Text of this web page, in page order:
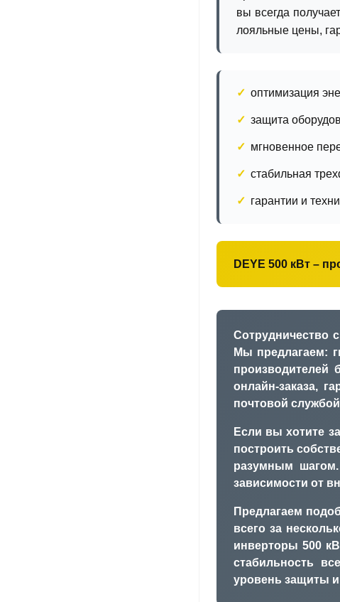
вы всегда
лояльные цены,
оптимизация
защита
мгновенное
стабильная
гарантии и
DEYE 500 кВт –
Сотрудничество
Мы предлагаем:
производителей
онлайн-заказа,
почтовой
Если вы хотите
построить
разумным
зависимости от
Предлагаем
всего за
инверторы 500
стабильность
уровень защиты